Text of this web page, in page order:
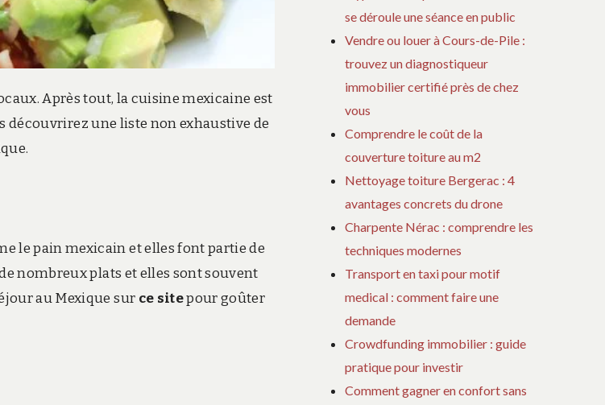
Après tout, la cuisine mexicaine est
découvrirez une liste non exhaustive de
le pain mexicain et elles font partie de
nombreux plats et elles sont souvent
au Mexique sur ce sitepour goûter
se déroule une séance en public
Vendre ou louer à Cours-de-Pile :
trouvez un diagnostiqueur
immobilier certifié près de chez
vous
Comprendre le coût de la
couverture toiture au m2
Nettoyage toiture Bergerac : 4
avantages concrets du drone
Charpente Nérac : comprendre les
techniques modernes
Transport en taxi pour motif
medical : comment faire une
demande
Crowdfunding immobilier : guide
pratique pour investir
Comment gagner en confort sans